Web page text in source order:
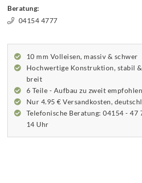
Beratung:
04154 4777
10 mm Volleisen, massiv & schwer
Hochwertige Konstruktion, stabil
breit
6 Teile - Aufbau zu zweit
Nur 4.95 € Versandkosten,
Telefonische Beratung: 04154 - 47
14 Uhr